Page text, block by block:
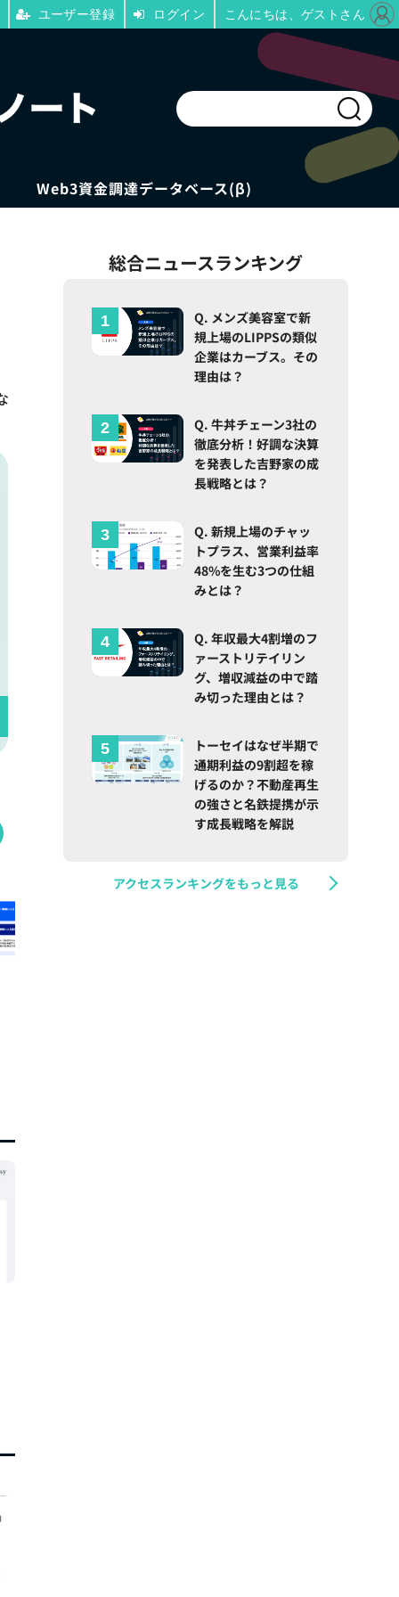
Web3資金調達データベース(β)
総合ニュースランキング
Q. メンズ美容室で新
規上場のLIPPSの類似
企業はカーブス。その
理由は？
Q. 牛丼チェーン3社の
徹底分析！好調な決算
を発表した吉野家の成
長戦略とは？
Q. 新規上場のチャッ
トプラス、営業利益率
48%を生む3つの仕組
みとは？
Q. 年収最大4割増のフ
ァーストリテイリン
グ、増収減益の中で踏
み切った理由とは？
トーセイはなぜ半期で
通期利益の9割超を稼
げるのか？不動産再生
の強さと名鉄提携が示
す成長戦略を解説
アクセスランキングをもっと見る
ユーザー登録 ログイン こんにちは、ゲストさん